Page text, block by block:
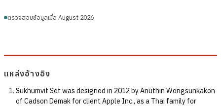
ตรวจสอบข้อมูลเมื่อ August 2026
แหล่งอ้างอิง
Sukhumvit Set was designed in 2012 by Anuthin Wongsunkakon
of Cadson Demak for client Apple Inc., as a Thai family for